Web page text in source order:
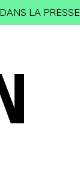
DANS LA PRESSE